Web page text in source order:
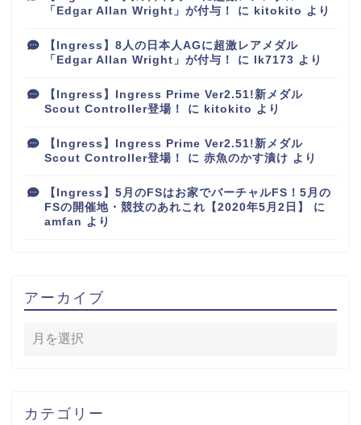
「Edgar Allan Wright」が付与！
に kitokito より
【Ingress】8人の日本人AGに超激レアメダル
「Edgar Allan Wright」が付与！
に lk7173 より
【Ingress】Ingress Prime Ver2.51!新メダル
Scout Controller登場！
に kitokito より
【Ingress】Ingress Prime Ver2.51!新メダル
Scout Controller登場！
に 赤魚のかす漬け より
【Ingress】5月のFSはお家でバーチャルFS！5月の
FSの開催地・競技のあれこれ【2020年5月2日】
に
amfan より
アーカイブ
カテゴリー